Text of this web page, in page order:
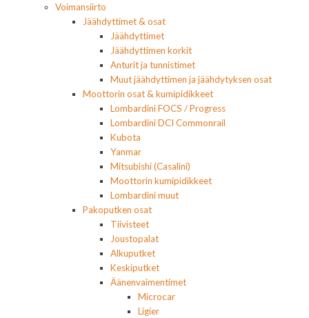
Voimansiirto
Jäähdyttimet & osat
Jäähdyttimet
Jäähdyttimen korkit
Anturit ja tunnistimet
Muut jäähdyttimen ja jäähdytyksen osat
Moottorin osat & kumipidikkeet
Lombardini FOCS / Progress
Lombardini DCI Commonrail
Kubota
Yanmar
Mitsubishi (Casalini)
Moottorin kumipidikkeet
Lombardini muut
Pakoputken osat
Tiivisteet
Joustopalat
Alkuputket
Keskiputket
Äänenvaimentimet
Microcar
Ligier